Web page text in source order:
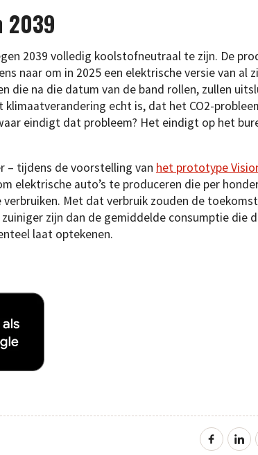
2039
2039 volledig koolstofneutraal te zijn. De
naar om in 2025 een elektrische versie van al
die na die datum van de band rollen, zullen
klimaatverandering echt is, dat het CO2-
eindigt dat probleem? Het eindigt op het
– tijdens de voorstelling van het prototype
elektrische auto’s te produceren die per
Met dat verbruik zouden de
zijn dan de gemiddelde consumptie die
laat optekenen.